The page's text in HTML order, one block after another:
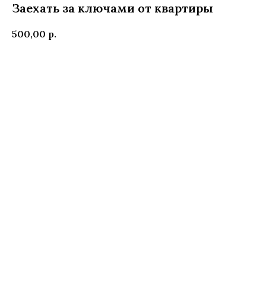
Заехать за ключами от квартиры
500,00 р.